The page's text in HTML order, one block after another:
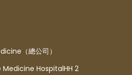
（總公司）
HospitalHH 2